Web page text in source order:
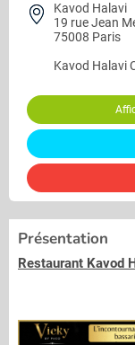
Kavod Halavi
19 rue Jean
75008 Paris
Kavod Halavi
Présentation
Restaurant Kavod